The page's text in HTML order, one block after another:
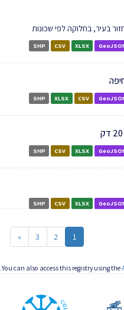
בעיר, בחלוקה לפי שכונות
SHP CSV XLSX
SHP XLSX CSV
SHP CSV XLSX
SHP CSV XLSX
1
2
3
»
You can also access this registry using the